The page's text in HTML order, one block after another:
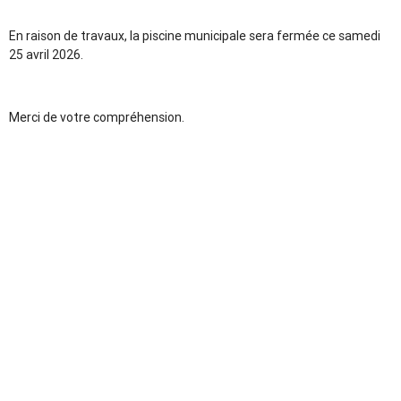
En raison de travaux, la piscine municipale sera fermée ce samedi
25 avril 2026.
Merci de votre compréhension.